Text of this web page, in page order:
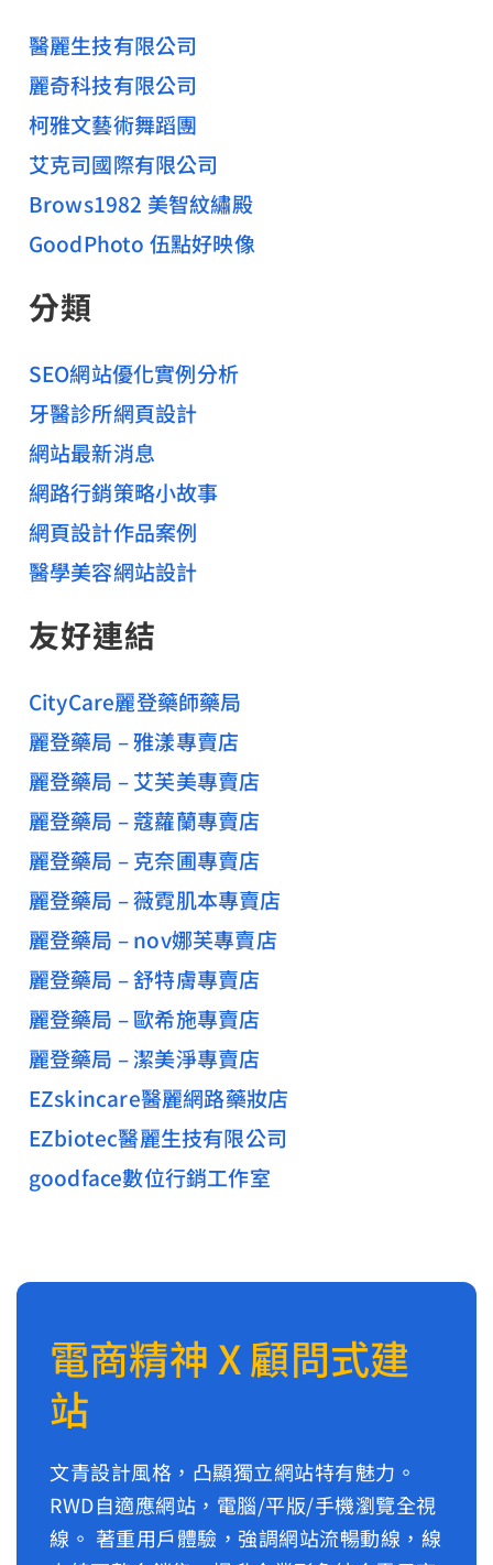
醫麗生技有限公司
麗奇科技有限公司
柯雅文藝術舞蹈團
艾克司國際有限公司
Brows1982 美智紋繡殿
GoodPhoto 伍點好映像
分類
SEO網站優化實例分析
牙醫診所網頁設計
網站最新消息
網路行銷策略小故事
網頁設計作品案例
醫學美容網站設計
友好連結
CityCare麗登藥師藥局
麗登藥局 – 雅漾專賣店
麗登藥局 – 艾芙美專賣店
麗登藥局 – 蔻蘿蘭專賣店
麗登藥局 – 克奈圃專賣店
麗登藥局 – 薇霓肌本專賣店
麗登藥局 – nov娜芙專賣店
麗登藥局 – 舒特膚專賣店
麗登藥局 – 歐希施專賣店
麗登藥局 – 潔美淨專賣店
EZskincare醫麗網路藥妝店
EZbiotec醫麗生技有限公司
goodface數位行銷工作室
電商精神 X 顧問式建
站
文青設計風格，凸顯獨立網站特有魅力。
RWD自適應網站，電腦/平版/手機瀏覽全視
線。 著重用戶體驗，強調網站流暢動線，線